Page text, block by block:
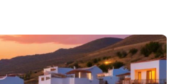
ser un proceso desafiante, pero
y una estrategia bien
de que tu anuncio en Idealista